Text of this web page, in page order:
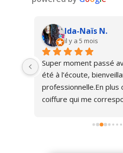
Ida-Naïs N.
il y a 5 mois
Super moment passé
été à l’écoute,
professionnelle.En plus
coiffure qui me
conseils et astuces